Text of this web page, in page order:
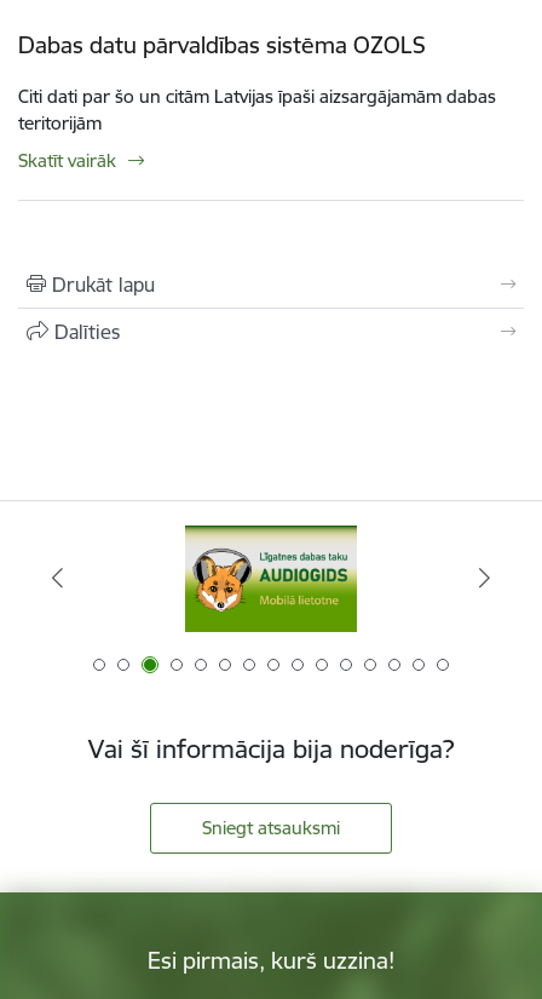
Dabas datu pārvaldības sistēma OZOLS
Citi dati par šo un citām Latvijas īpaši aizsargājamām dabas
teritorijām
Skatīt vairāk
Drukāt lapu
Dalīties
Vai šī informācija bija noderīga?
Sniegt atsauksmi
Esi pirmais, kurš uzzina!